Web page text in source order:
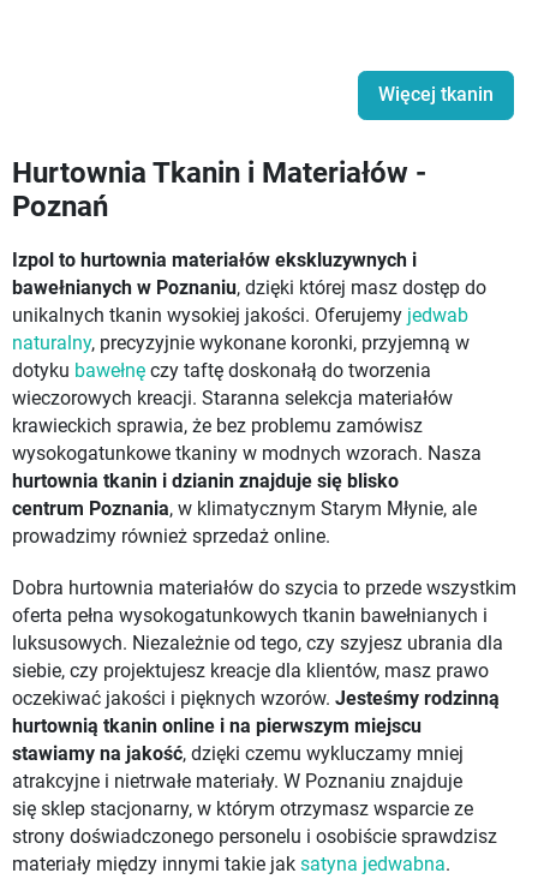
Więcej tkanin
Hurtownia Tkanin i Materiałów -
Poznań
Izpol to hurtownia materiałów ekskluzywnych i
bawełnianych w Poznaniu, dzięki której masz dostęp do
unikalnych tkanin wysokiej jakości. Oferujemy jedwab
naturalny, precyzyjnie wykonane koronki, przyjemną w
dotyku bawełnę czy taftę doskonałą do tworzenia
wieczorowych kreacji. Staranna selekcja materiałów
krawieckich sprawia, że bez problemu zamówisz
wysokogatunkowe tkaniny w modnych wzorach. Nasza
hurtownia tkanin i dzianin znajduje się blisko
centrum Poznania, w klimatycznym Starym Młynie, ale
prowadzimy również sprzedaż online.
Dobra hurtownia materiałów do szycia to przede wszystkim
oferta pełna wysokogatunkowych tkanin bawełnianych i
luksusowych. Niezależnie od tego, czy szyjesz ubrania dla
siebie, czy projektujesz kreacje dla klientów, masz prawo
oczekiwać jakości i pięknych wzorów. Jesteśmy rodzinną
hurtownią tkanin online i na pierwszym miejscu
stawiamy na jakość, dzięki czemu wykluczamy mniej
atrakcyjne i nietrwałe materiały. W Poznaniu znajduje
się sklep stacjonarny, w którym otrzymasz wsparcie ze
strony doświadczonego personelu i osobiście sprawdzisz
materiały między innymi takie jak satyna jedwabna.